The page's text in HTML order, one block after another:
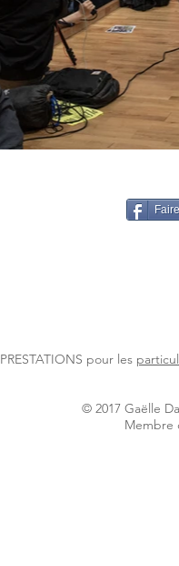
PRESTATIONS pour les
© 2017 Gaëlle
Membre